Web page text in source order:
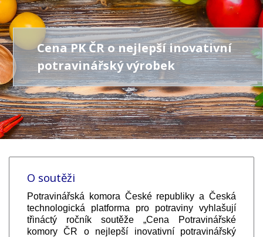
Cena PK ČR o nejlepší inovativní
potravinářský výrobek
O soutěži
Potravinářská komora České republiky a Česká
technologická platforma pro potraviny vyhlašují
třináctý ročník soutěže „Cena Potravinářské
komory ČR o nejlepší inovativní potravinářský